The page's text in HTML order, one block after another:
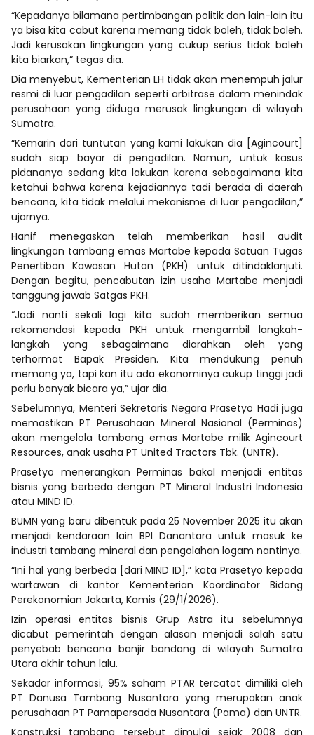
“Kepadanya bilamana pertimbangan politik dan lain-lain itu
ya bisa kita cabut karena memang tidak boleh, tidak boleh.
Jadi kerusakan lingkungan yang cukup serius tidak boleh
kita biarkan,” tegas dia.
Dia menyebut, Kementerian LH tidak akan menempuh jalur
resmi di luar pengadilan seperti arbitrase dalam menindak
perusahaan yang diduga merusak lingkungan di wilayah
Sumatra.
“Kemarin dari tuntutan yang kami lakukan dia [Agincourt]
sudah siap bayar di pengadilan. Namun, untuk kasus
pidananya sedang kita lakukan karena sebagaimana kita
ketahui bahwa karena kejadiannya tadi berada di daerah
bencana, kita tidak melalui mekanisme di luar pengadilan,”
ujarnya.
Hanif menegaskan telah memberikan hasil audit
lingkungan tambang emas Martabe kepada Satuan Tugas
Penertiban Kawasan Hutan (PKH) untuk ditindaklanjuti.
Dengan begitu, pencabutan izin usaha Martabe menjadi
tanggung jawab Satgas PKH.
“Jadi nanti sekali lagi kita sudah memberikan semua
rekomendasi kepada PKH untuk mengambil langkah-
langkah yang sebagaimana diarahkan oleh yang
terhormat Bapak Presiden. Kita mendukung penuh
memang ya, tapi kan itu ada ekonominya cukup tinggi jadi
perlu banyak bicara ya,” ujar dia.
Sebelumnya, Menteri Sekretaris Negara Prasetyo Hadi juga
memastikan PT Perusahaan Mineral Nasional (Perminas)
akan mengelola tambang emas Martabe milik Agincourt
Resources, anak usaha PT United Tractors Tbk. (UNTR).
Prasetyo menerangkan Perminas bakal menjadi entitas
bisnis yang berbeda dengan PT Mineral Industri Indonesia
atau MIND ID.
BUMN yang baru dibentuk pada 25 November 2025 itu akan
menjadi kendaraan lain BPI Danantara untuk masuk ke
industri tambang mineral dan pengolahan logam nantinya.
“Ini hal yang berbeda [dari MIND ID],” kata Prasetyo kepada
wartawan di kantor Kementerian Koordinator Bidang
Perekonomian Jakarta, Kamis (29/1/2026).
Izin operasi entitas bisnis Grup Astra itu sebelumnya
dicabut pemerintah dengan alasan menjadi salah satu
penyebab bencana banjir bandang di wilayah Sumatra
Utara akhir tahun lalu.
Sekadar informasi, 95% saham PTAR tercatat dimiliki oleh
PT Danusa Tambang Nusantara yang merupakan anak
perusahaan PT Pamapersada Nusantara (Pama) dan UNTR.
Konstruksi tambang tersebut dimulai sejak 2008 dan